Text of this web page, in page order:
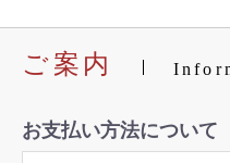
ご案内
お支払い方法について